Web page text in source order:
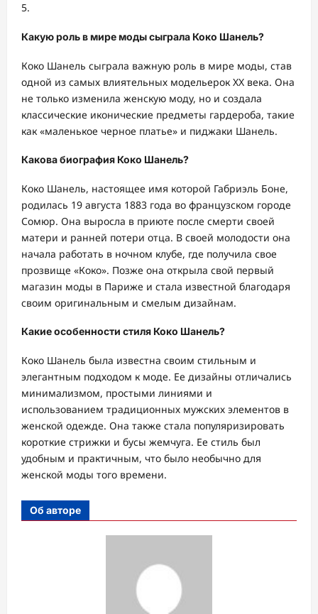
5.
Какую роль в мире моды сыграла Коко Шанель?
Коко Шанель сыграла важную роль в мире моды, став
одной из самых влиятельных модельерок XX века. Она
не только изменила женскую моду, но и создала
классические иконические предметы гардероба, такие
как «маленькое черное платье» и пиджаки Шанель.
Какова биография Коко Шанель?
Коко Шанель, настоящее имя которой Габриэль Боне,
родилась 19 августа 1883 года во французском городе
Сомюр. Она выросла в приюте после смерти своей
матери и ранней потери отца. В своей молодости она
начала работать в ночном клубе, где получила свое
прозвище «Коко». Позже она открыла свой первый
магазин моды в Париже и стала известной благодаря
своим оригинальным и смелым дизайнам.
Какие особенности стиля Коко Шанель?
Коко Шанель была известна своим стильным и
элегантным подходом к моде. Ее дизайны отличались
минимализмом, простыми линиями и
использованием традиционных мужских элементов в
женской одежде. Она также стала популяризировать
короткие стрижки и бусы жемчуга. Ее стиль был
удобным и практичным, что было необычно для
женской моды того времени.
Об авторе